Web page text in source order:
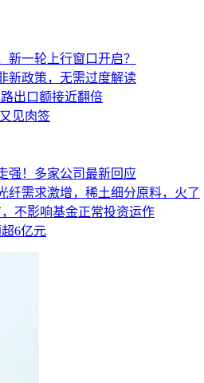
新一轮上行窗口开启？
新政策，无需过度解读
出口额接近翻倍
见肉签
强！多家公司最新回应
纤需求激增，稀土细分原料，火了
不影响基金正常投资运作
6亿元